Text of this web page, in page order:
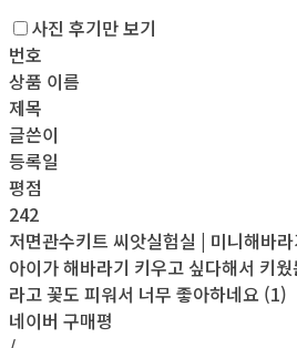
사진 후기만 보기
번호
상품 이름
제목
글쓴이
등록일
평점
242
저면관수키트 씨앗실험실 | 미니해바라
아이가 해바라기 키우고 싶다해서 키
라고 꽃도 피워서 너무 좋아하네요 (1)
네이버 구매평